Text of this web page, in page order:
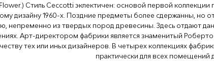
Стиль Сессotti эклектичен: основой первой
дизайну 1960-х. Поздние предметы более сдержанны, но
непременно из твердых пород древесины. Здесь отдают
Арт-директором фабрики является знаменитый
тех или иных дизайнеров. В четырех коллекциях
практически для всех помещений